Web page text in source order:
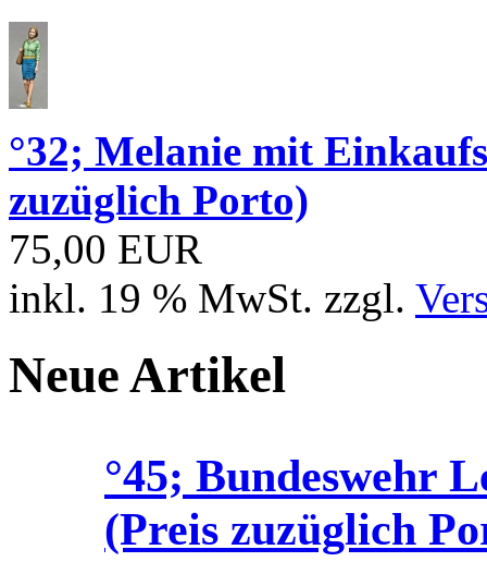
°32; Melanie mit
zuzüglich Porto)
75,00 EUR
inkl. 19 % MwSt. zzgl.
Neue Artikel
°45; Bundeswehr
(Preis zuzüglich